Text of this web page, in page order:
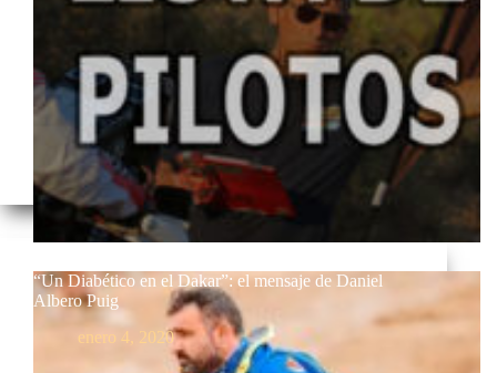
“Un Diabético en el Dakar”: el mensaje de Daniel
Albero Puig
enero 4, 2020